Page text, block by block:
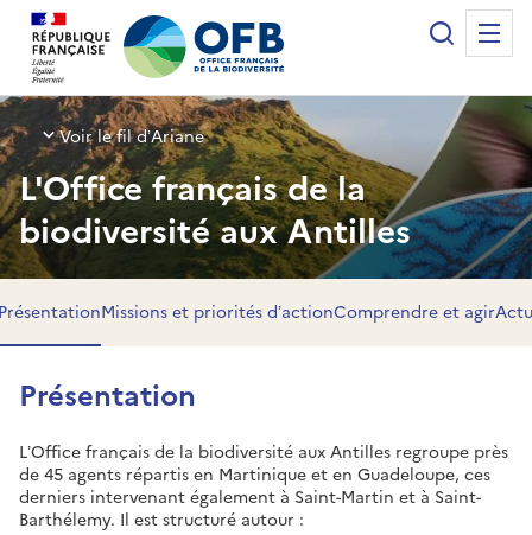
Office français de la biodiversité
Recherche
Voir le fil d’Ariane
L'Office français de la
biodiversité aux Antilles
Missions et priorités d’actionComprendre et agir
Présentation
L’Office français de la biodiversité aux Antilles regroupe près
de 45 agents répartis en Martinique et en Guadeloupe, ces
derniers intervenant également à Saint-Martin et à Saint-
Barthélemy. Il est structuré autour :
Panneau de gestion des cookies